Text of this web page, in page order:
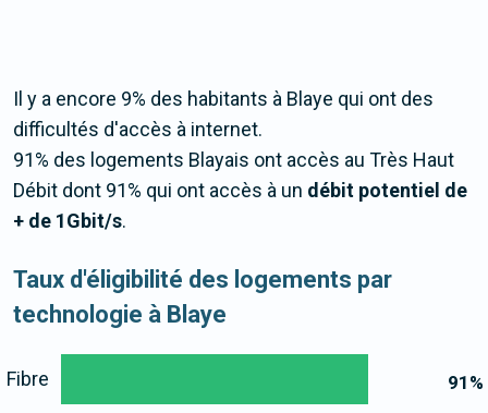
Il y a encore 9% des habitants à Blaye qui ont des
difficultés d'accès à internet.
91% des logements Blayais ont accès au Très Haut
Débit dont 91% qui ont accès à un débit potentiel de
+ de 1Gbit/s.
Taux d'éligibilité des logements par
technologie à Blaye
91 %
Fibre